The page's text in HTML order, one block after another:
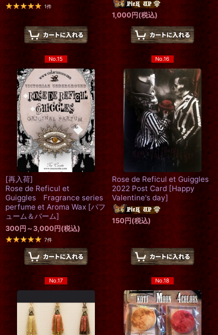
1件
1,000 円(税込)
No.15
[再入荷]
Rose de Reficul et
Guiggles Fragrance series
perfume et Aroma Wax [パフ
ューム＆バーム]
300円 ～3,000円(税込)
7件
No.16
Rose de Reficul et Guiggles
2022 Post Card [Happy
Valentine's day]
150円(税込)
No.17 No.18